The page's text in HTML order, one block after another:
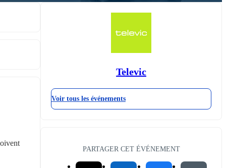
Televic
Voir tous les événements
PARTAGER CET ÉVÉNEMENT